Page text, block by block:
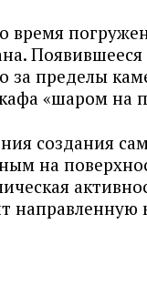
время
за пределы
«шаром на
создания
на
направленную